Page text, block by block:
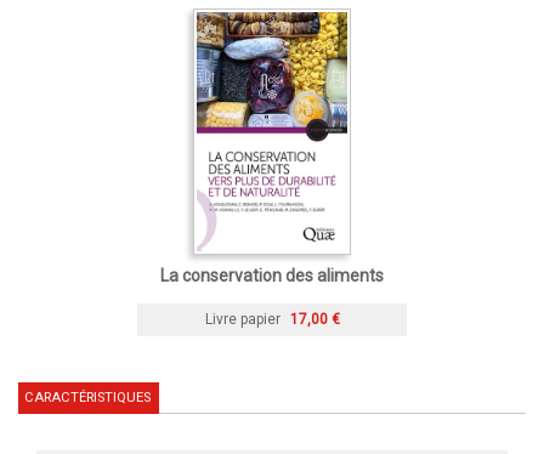
La conservation des aliments
Livre papier 17,00 €
CARACTÉRISTIQUES